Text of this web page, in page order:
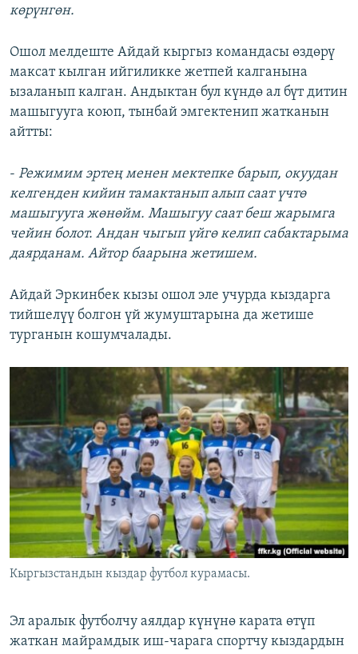
көрүнгөн.
Ошол мелдеште Айдай кыргыз командасы өздөрү
максат кылган ийгиликке жетпей калганына
ызаланып калган. Андыктан бул күндө ал бүт дитин
машыгууга коюп, тынбай эмгектенип жатканын
айтты:
- Режимим эртең менен мектепке барып, окуудан
келгенден кийин тамактанып алып саат үчтө
машыгууга жөнөйм. Машыгуу саат беш жарымга
чейин болот. Андан чыгып үйгө келип сабактарыма
даярданам. Айтор баарына жетишем.
Айдай Эркинбек кызы ошол эле учурда кыздарга
тийшелүү болгон үй жумуштарына да жетише
турганын кошумчалады.
Кыргызстандын кыздар футбол курамасы.
Эл аралык футболчу аялдар күнүнө карата өтүп
жаткан майрамдык иш-чарага спортчу кыздардын